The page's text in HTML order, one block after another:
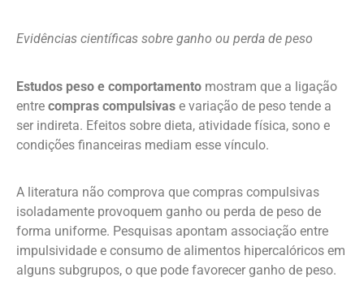
Evidências científicas sobre ganho ou perda de peso
Estudos peso e comportamento mostram que a ligação
entre compras compulsivas e variação de peso tende a
ser indireta. Efeitos sobre dieta, atividade física, sono e
condições financeiras mediam esse vínculo.
A literatura não comprova que compras compulsivas
isoladamente provoquem ganho ou perda de peso de
forma uniforme. Pesquisas apontam associação entre
impulsividade e consumo de alimentos hipercalóricos em
alguns subgrupos, o que pode favorecer ganho de peso.